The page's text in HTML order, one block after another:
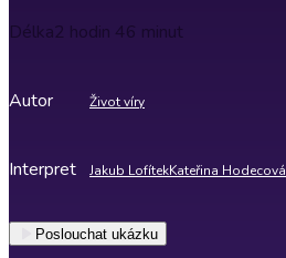
Délka2 hodin 46 minut
Autor Život víry
Interpret Jakub LofítekKateřina Hodecová
Poslouchat ukázku